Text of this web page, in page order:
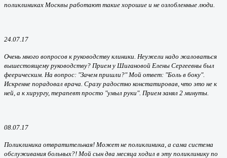
поликлиниках Москвы работают такие хорошие и не озлобленные люди.
24.07.17
Очень много вопросов к руководству клиники. Неужели надо жаловаться
вышестоящему руководству? Прием у Шигановой Елены Сергеевны был
феерическим. На вопрос: "Зачем пришли?" Мой ответ: "Боль в боку".
Искренне порадовал врача. Сразу радостно констатировав, что это не к
ней, а к хирургу, терапевт просто "умыл руки". Прием занял 2 минуты.
08.07.17
Поликлиника отвратительная! Может не поликлиника, а сама система
обслуживания больных?! Мой сын два месяца ходил в эту поликлинику по